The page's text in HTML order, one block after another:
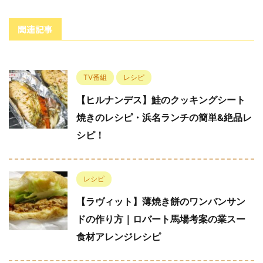
関連記事
TV番組 レシピ
【ヒルナンデス】鮭のクッキングシート
焼きのレシピ・浜名ランチの簡単&絶品レ
シピ！
レシピ
【ラヴィット】薄焼き餅のワンバンサン
ドの作り方｜ロバート馬場考案の業スー
食材アレンジレシピ